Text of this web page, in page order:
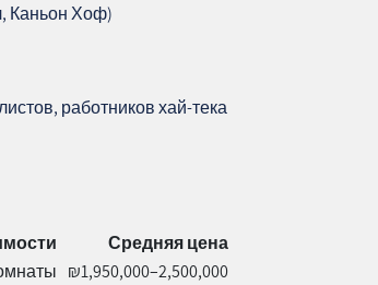
Каньон Хоф)
работников хай‑тека
Средняя цена
₪1,950,000–2,500,000